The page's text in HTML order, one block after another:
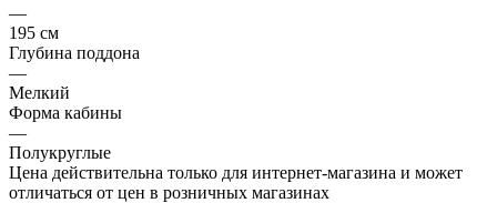
—
195 см
Глубина поддона
—
Мелкий
Форма кабины
—
Полукруглые
Цена действительна только для интернет-магазина и может
отличаться от цен в розничных магазинах